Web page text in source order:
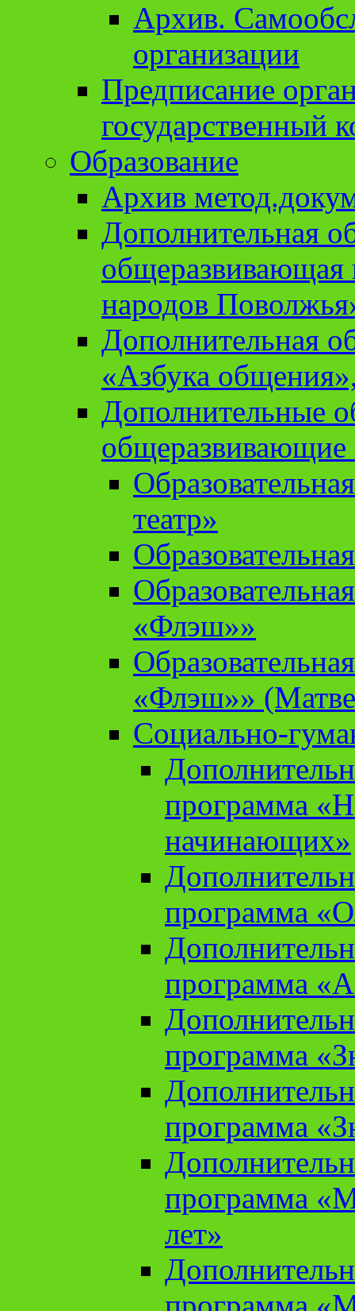
Архив.
организации
Предписание
государственный
Образование
Архив
Дополнительная
народов
Дополнительная
«Азбука
Дополнительные
театр»
«Флэш»»
«Флэш»»
Социально-
программа
начинающих»
программа
программа
программа
программа
программа
лет»